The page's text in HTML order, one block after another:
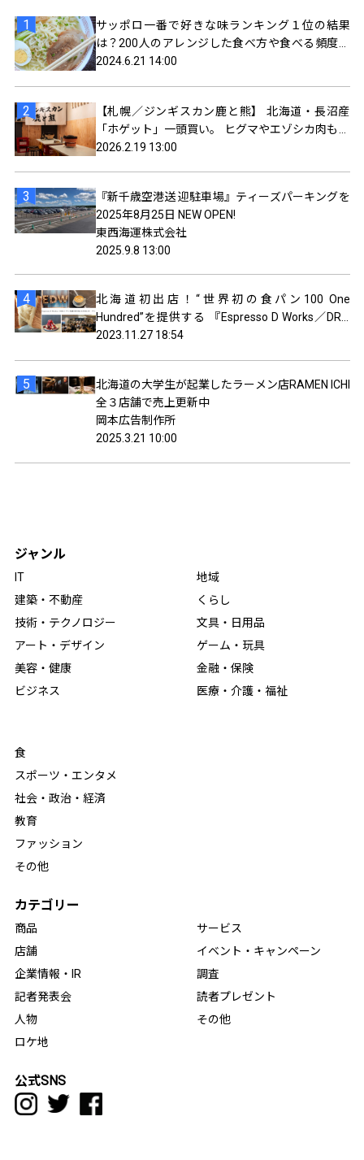
サッポロ一番で好きな味ランキング１位の結果
は？200人のアレンジした食べ方や食べる頻度を
聞いてみました
2024.6.21 14:00
【札幌／ジンギスカン鹿と熊】 北海道・長沼産
「ホゲット」一頭買い。 ヒグマやエゾシカ肉も食
べられるジンギスカン屋オープン。
2026.2.19 13:00
『新千歳空港送 迎駐車場』ティーズパーキングを
2025年8月25日 NEW OPEN!
東西海運株式会社
2025.9.8 13:00
北海道初出店！“世界初の食パン100 One
Hundred”を提供する 『Espresso D Works／DRA
セブン ココノ ススキノ(札幌)』がオープン！
2023.11.27 18:54
北海道の大学生が起業したラーメン店RAMEN ICHI
全３店舗で売上更新中
岡本広告制作所
2025.3.21 10:00
ジャンル
IT
建築・不動産
技術・テクノロジー
アート・デザイン
美容・健康
ビジネス
地域
くらし
文具・日用品
ゲーム・玩具
金融・保険
医療・介護・福祉
食
スポーツ・エンタメ
社会・政治・経済
教育
ファッション
その他
カテゴリー
商品
店舗
企業情報・IR
記者発表会
人物
ロケ地
サービス
イベント・キャンペーン
調査
読者プレゼント
その他
公式SNS